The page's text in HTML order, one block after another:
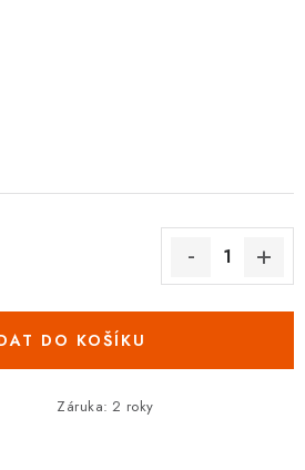
DO KOŠÍKU
Záruka: 2 roky